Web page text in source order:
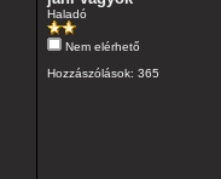
Haladó
Nem elérhető
Hozzászólások: 365